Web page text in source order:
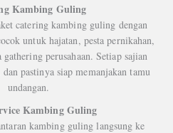
Kambing Guling
catering kambing guling dengan
untuk hajatan, pesta pernikahan,
perusahaan. Setiap sajian
pastinya siap memanjakan tamu
undangan.
Kambing Guling
kambing guling langsung ke